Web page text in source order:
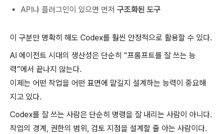
API나 플러그인이 있으면 먼저 구조화된 도구
이 구분만 명확히 해도 Codex를 훨씬 안정적으로 활용할 수 있다.
AI 에이전트 시대의 생산성은 단순히 “프롬프트를 잘 쓰는 능
력”에서 끝나지 않는다.
이제는 어떤 작업을 어떤 표면에 맡길지 설계하는 능력이 중요해
지고 있다.
Codex를 잘 쓰는 사람은 단순히 명령을 잘 내리는 사람이 아니다.
작업의 경계, 권한의 범위, 검토 지점을 설계할 줄 아는 사람이다.